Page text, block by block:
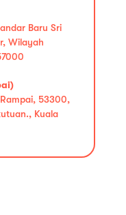
Baru Sri
Wilayah
53300,
Kuala